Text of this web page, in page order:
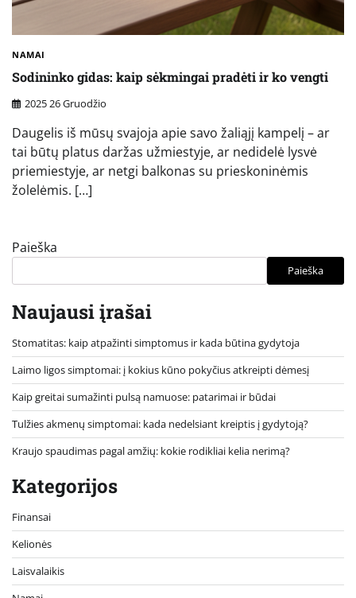
NAMAI
Sodininko gidas: kaip sėkmingai pradėti ir ko vengti
2025 26 Gruodžio
Daugelis iš mūsų svajoja apie savo žaliąjį kampelį – ar
tai būtų platus daržas užmiestyje, ar nedidelė lysvė
priemiestyje, ar netgi balkonas su prieskoninėmis
žolelėmis. […]
Paieška
Paieška
Naujausi įrašai
Stomatitas: kaip atpažinti simptomus ir kada būtina gydytoja
Laimo ligos simptomai: į kokius kūno pokyčius atkreipti dėmesį
Kaip greitai sumažinti pulsą namuose: patarimai ir būdai
Tulžies akmenų simptomai: kada nedelsiant kreiptis į gydytoją?
Kraujo spaudimas pagal amžių: kokie rodikliai kelia nerimą?
Kategorijos
Finansai
Kelionės
Laisvalaikis